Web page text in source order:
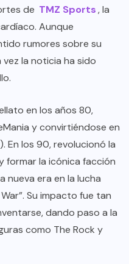
de TMZ Sports , la
Aunque
rumores sobre su
la noticia ha sido
en los años 80,
y convirtiéndose en
En los 90, revolucionó la
formar la icónica facción
nueva era en la lucha
Su impacto fue tan
dando paso a la
como The Rock y